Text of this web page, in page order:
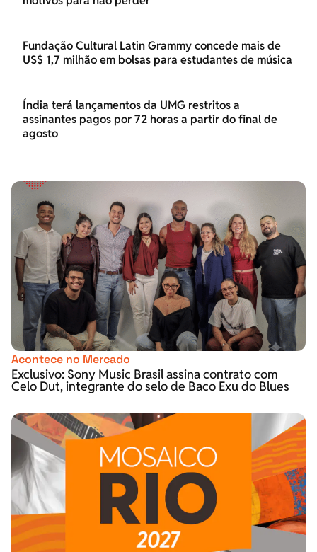
Fundação Cultural Latin Grammy concede mais de
US$ 1,7 milhão em bolsas para estudantes de música
Índia terá lançamentos da UMG restritos a
assinantes pagos por 72 horas a partir do final de
agosto
Acontece no Mercado
Exclusivo: Sony Music Brasil assina contrato com
Celo Dut, integrante do selo de Baco Exu do Blues